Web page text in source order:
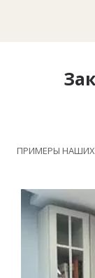
ПРИМЕРЫ НАШИХ